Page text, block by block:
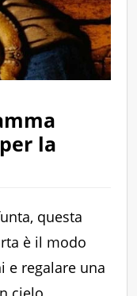
la
questa
è il modo
e regalare una